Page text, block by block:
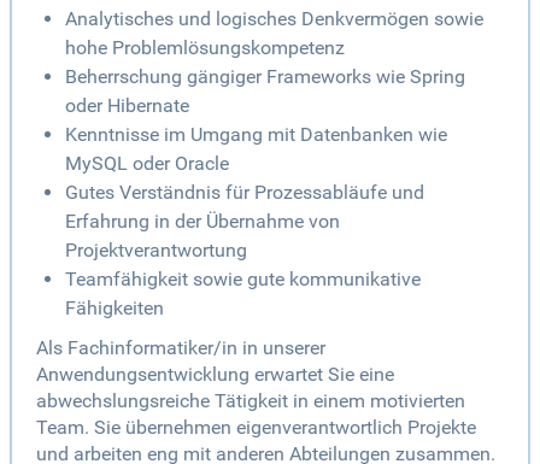
Analytisches und logisches Denkvermögen sowie
hohe Problemlösungskompetenz
Beherrschung gängiger Frameworks wie Spring
oder Hibernate
Kenntnisse im Umgang mit Datenbanken wie
MySQL oder Oracle
Gutes Verständnis für Prozessabläufe und
Erfahrung in der Übernahme von
Projektverantwortung
Teamfähigkeit sowie gute kommunikative
Fähigkeiten
Als Fachinformatiker/in in unserer
Anwendungsentwicklung erwartet Sie eine
abwechslungsreiche Tätigkeit in einem motivierten
Team. Sie übernehmen eigenverantwortlich Projekte
und arbeiten eng mit anderen Abteilungen zusammen.